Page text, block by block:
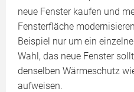
neue Fenster kaufen und
Fensterfläche
Beispiel nur um ein
Wahl, das neue Fenster
denselben Wärmeschutz
aufweisen.